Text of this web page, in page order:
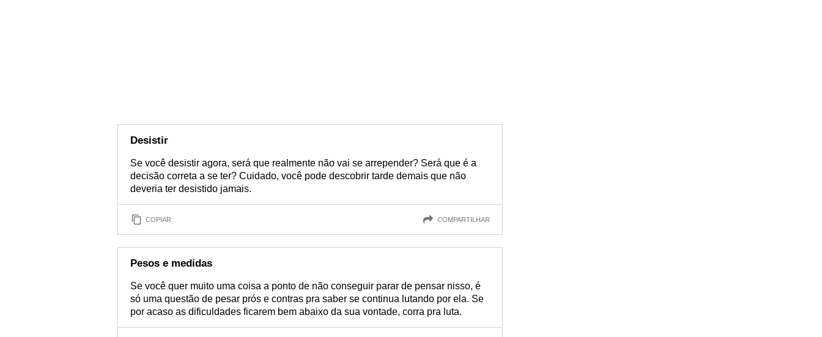
Desistir
Se você desistir agora, será que realmente não vai se arrepender? Será que é a
decisão correta a se ter? Cuidado, você pode descobrir tarde demais que não
deveria ter desistido jamais.
COPIAR COMPARTILHAR
Pesos e medidas
Se você quer muito uma coisa a ponto de não conseguir parar de pensar nisso, é
só uma questão de pesar prós e contras pra saber se continua lutando por ela. Se
por acaso as dificuldades ficarem bem abaixo da sua vontade, corra pra luta.